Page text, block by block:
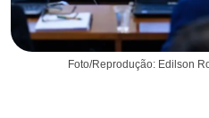
Foto/Reprodução: Edilson